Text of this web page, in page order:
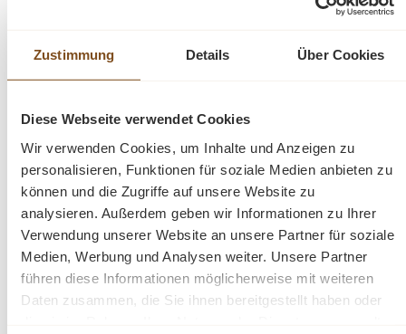
Zustimmung Details Über Cookies
Diese Webseite verwendet Cookies
Wir verwenden Cookies, um Inhalte und Anzeigen zu
personalisieren, Funktionen für soziale Medien anbieten zu
können und die Zugriffe auf unsere Website zu
analysieren. Außerdem geben wir Informationen zu Ihrer
Verwendung unserer Website an unsere Partner für soziale
Medien, Werbung und Analysen weiter. Unsere Partner
führen diese Informationen möglicherweise mit weiteren
Daten zusammen, die Sie ihnen bereitgestellt haben oder
Das Design dieses Möbelstücks strahlt
in verschiedene Einrichtungsstile ein. Es ist
das perfekte Highlight für diejenigen, die
sowohl praktische Lösungen als auch
raffinierten Stil suchen. Mit seiner
exzellenten Verarbeitung garantiert dieser
Schrank Langlebigkeit und Beständigkeit. Er
überzeugt nicht nur mit praktischen
Lösungen, sondern wird auch Ihre Freude
und Bewunderung langfristig erhalten.